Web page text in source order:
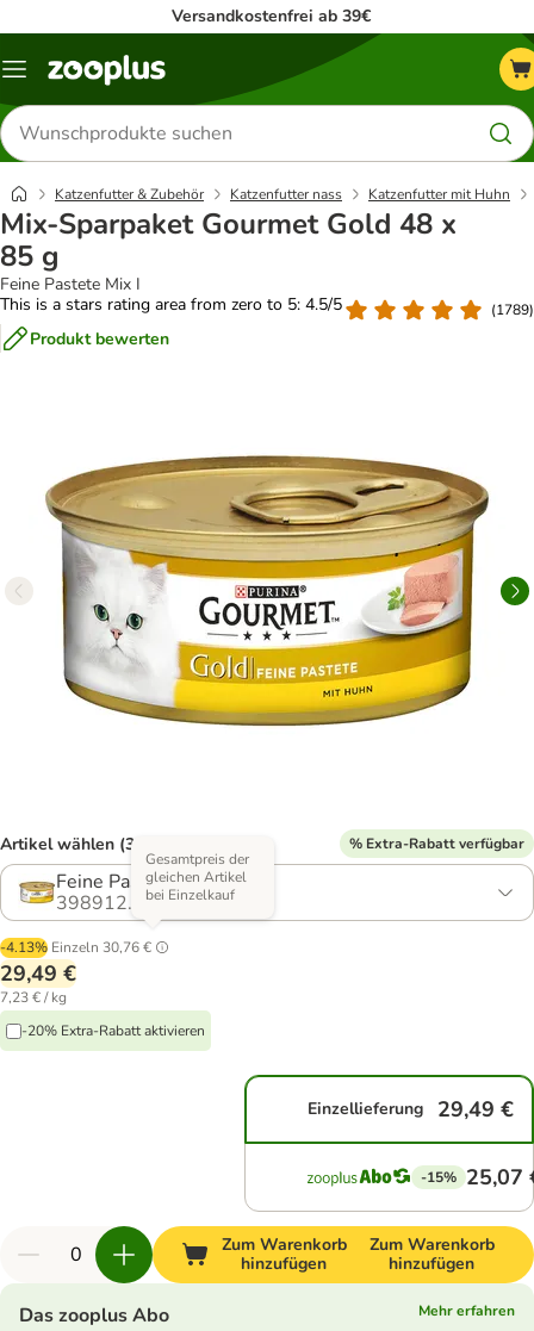
Versandkostenfrei ab 39€
Menü
Produkte
suchen
Katzenfutter & Zubehör Katzenfutter nass Katzenfutter mit Huhn
Mix-Sparpaket Gourmet Gold 48 x
85 g
Feine Pastete Mix I
This is a stars rating area from zero to 5: 4.5/5
(1789)
Produkt bewerten
Artikel wählen (3 Varianten) % Extra-Rabatt verfügbar
Feine Pastete Mix I
398912.1
-4.13% Einzeln 30,76 €
Gesamtpreis der
gleichen Artikel
bei Einzelkauf
29,49 €
7,23 € / kg
-20% Extra-Rabatt aktivieren
Einzellieferung 29,49 €
-15% 25,07
Zum Warenkorb
hinzufügen
Zum Warenkorb
hinzufügen
Das zooplus Abo
Mehr erfahren